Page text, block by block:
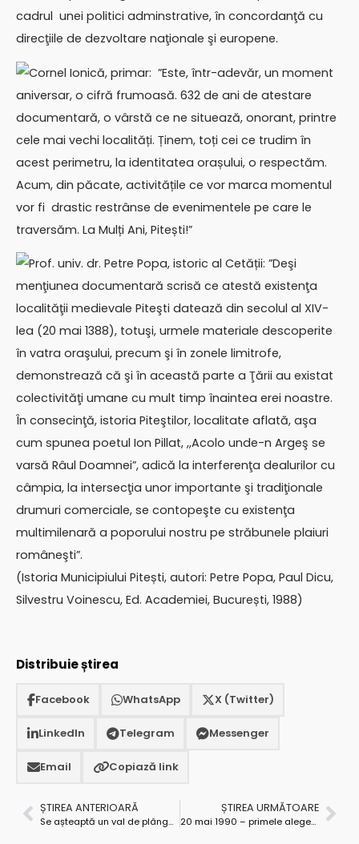
cadrul unei politici adminstrative, în concordanţă cu
direcţiile de dezvoltare naţionale şi europene.
Cornel Ionică, primar: ”Este, într-adevăr, un moment
aniversar, o cifră frumoasă. 632 de ani de atestare
documentară, o vârstă ce ne situează, onorant, printre
cele mai vechi localități. Ținem, toți cei ce trudim în
acest perimetru, la identitatea orașului, o respectăm.
Acum, din păcate, activitățile ce vor marca momentul
vor fi drastic restrânse de evenimentele pe care le
traversăm. La Mulți Ani, Pitești!”
Prof. univ. dr. Petre Popa, istoric al Cetății: ”Deşi
menţiunea documentară scrisă ce atestă existenţa
localităţii medievale Piteşti datează din secolul al XIV-
lea (20 mai 1388), totuşi, urmele materiale descoperite
în vatra oraşului, precum şi în zonele limitrofe,
demonstrează că şi în această parte a Ţării au existat
colectivităţi umane cu mult timp înaintea erei noastre.
În consecinţă, istoria Piteştilor, localitate aflată, aşa
cum spunea poetul Ion Pillat, ,,Acolo unde-n Argeş se
varsă Râul Doamnei”, adică la interferenţa dealurilor cu
câmpia, la intersecţia unor importante şi tradiţionale
drumuri comerciale, se contopeşte cu existenţa
multimilenară a poporului nostru pe străbunele plaiuri
româneşti”.
(Istoria Municipiului Pitești, autori: Petre Popa, Paul Dicu,
Silvestru Voinescu, Ed. Academiei, București, 1988)
Distribuie știrea
Facebook WhatsApp X (Twitter)
LinkedIn Telegram Messenger
Email Copiază link
ȘTIREA ANTERIOARĂ
Se așteaptă un val de plângeri în instanțele din Argeș contra amenzilor date în perioada stării de urgență
ȘTIREA URMĂTOARE
20 mai 1990 – primele alegeri parlamentare